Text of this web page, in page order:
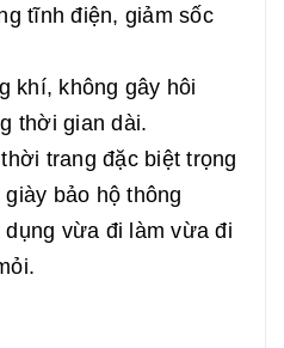
tĩnh điện, giảm sốc
khí, không gây hôi
thời gian dài.
trang đặc biệt trọng
bảo hộ thông
vừa đi làm vừa đi